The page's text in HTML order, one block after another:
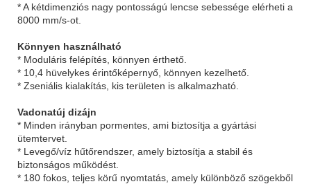
* A kétdimenziós nagy pontosságú lencse sebessége elérheti a
8000 mm/s-ot.
Könnyen használható
* Moduláris felépítés, könnyen érthető.
* 10,4 hüvelykes érintőképernyő, könnyen kezelhető.
* Zseniális kialakítás, kis területen is alkalmazható.
Vadonatúj dizájn
* Minden irányban pormentes, ami biztosítja a gyártási
ütemtervet.
* Levegő/víz hűtőrendszer, amely biztosítja a stabil és
biztonságos működést.
* 180 fokos, teljes körű nyomtatás, amely különböző szögekből